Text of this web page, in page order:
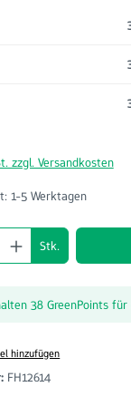
zzgl. Versandkosten
1-5 Werktagen
Gib
Stk.
38 GreenPoints
hinzufügen
FH12614